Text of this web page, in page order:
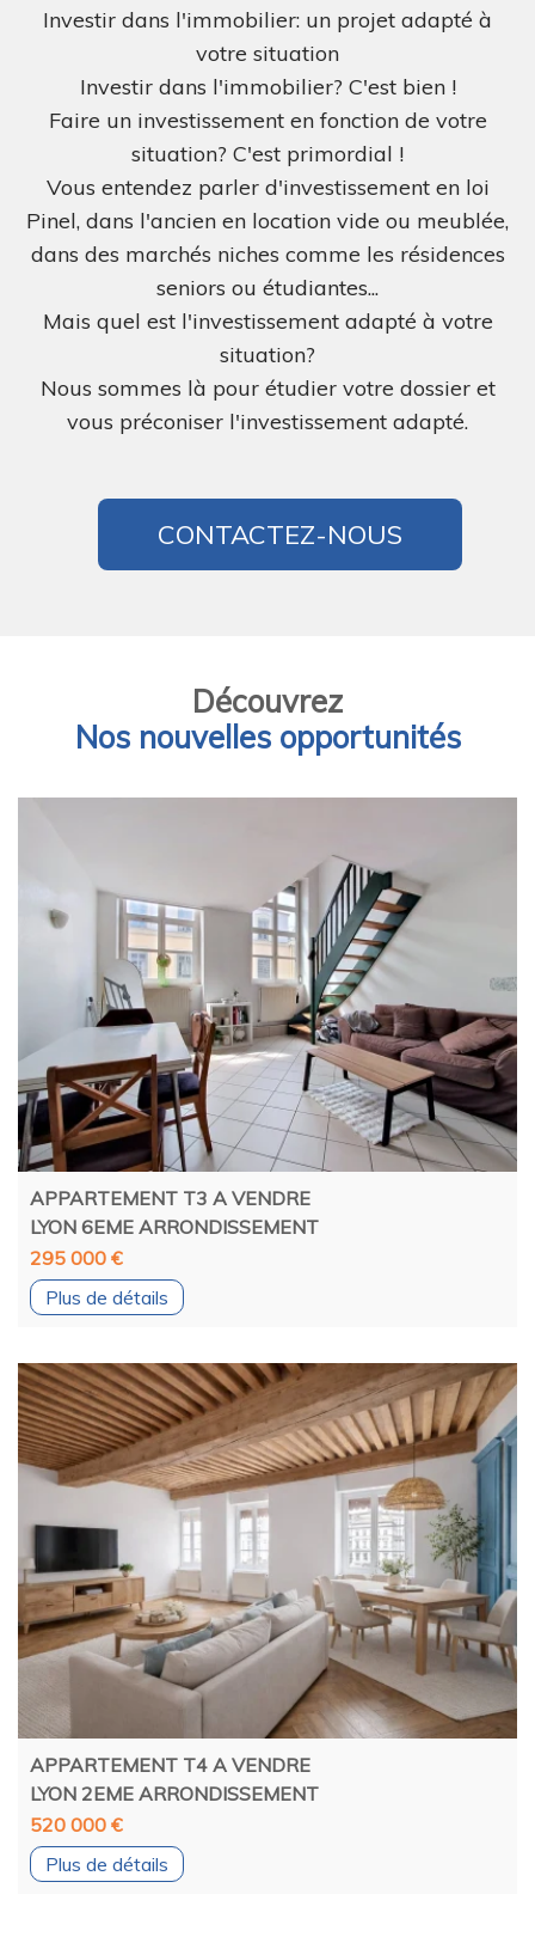
Investir dans l'immobilier: un projet adapté à
votre situation
Investir dans l'immobilier? C'est bien !
Faire un investissement en fonction de votre
situation? C'est primordial !
Vous entendez parler d'investissement en loi
Pinel, dans l'ancien en location vide ou meublée,
dans des marchés niches comme les résidences
seniors ou étudiantes...
Mais quel est l'investissement adapté à votre
situation?
Nous sommes là pour étudier votre dossier et
vous préconiser l'investissement adapté.
CONTACTEZ-NOUS
Découvrez
Nos nouvelles opportunités
APPARTEMENT T3 A VENDRE
LYON 6EME ARRONDISSEMENT
295 000 €
Plus de détails
APPARTEMENT T4 A VENDRE
LYON 2EME ARRONDISSEMENT
520 000 €
Plus de détails